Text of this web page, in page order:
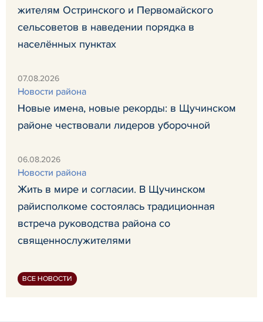
жителям Остринского и Первомайского
сельсоветов в наведении порядка в
населённых пунктах
07.08.2026
Новости района
Новые имена, новые рекорды: в Щучинском
районе чествовали лидеров уборочной
06.08.2026
Новости района
Жить в мире и согласии. В Щучинском
райисполкоме состоялась традиционная
встреча руководства района со
священнослужителями
ВСЕ НОВОСТИ